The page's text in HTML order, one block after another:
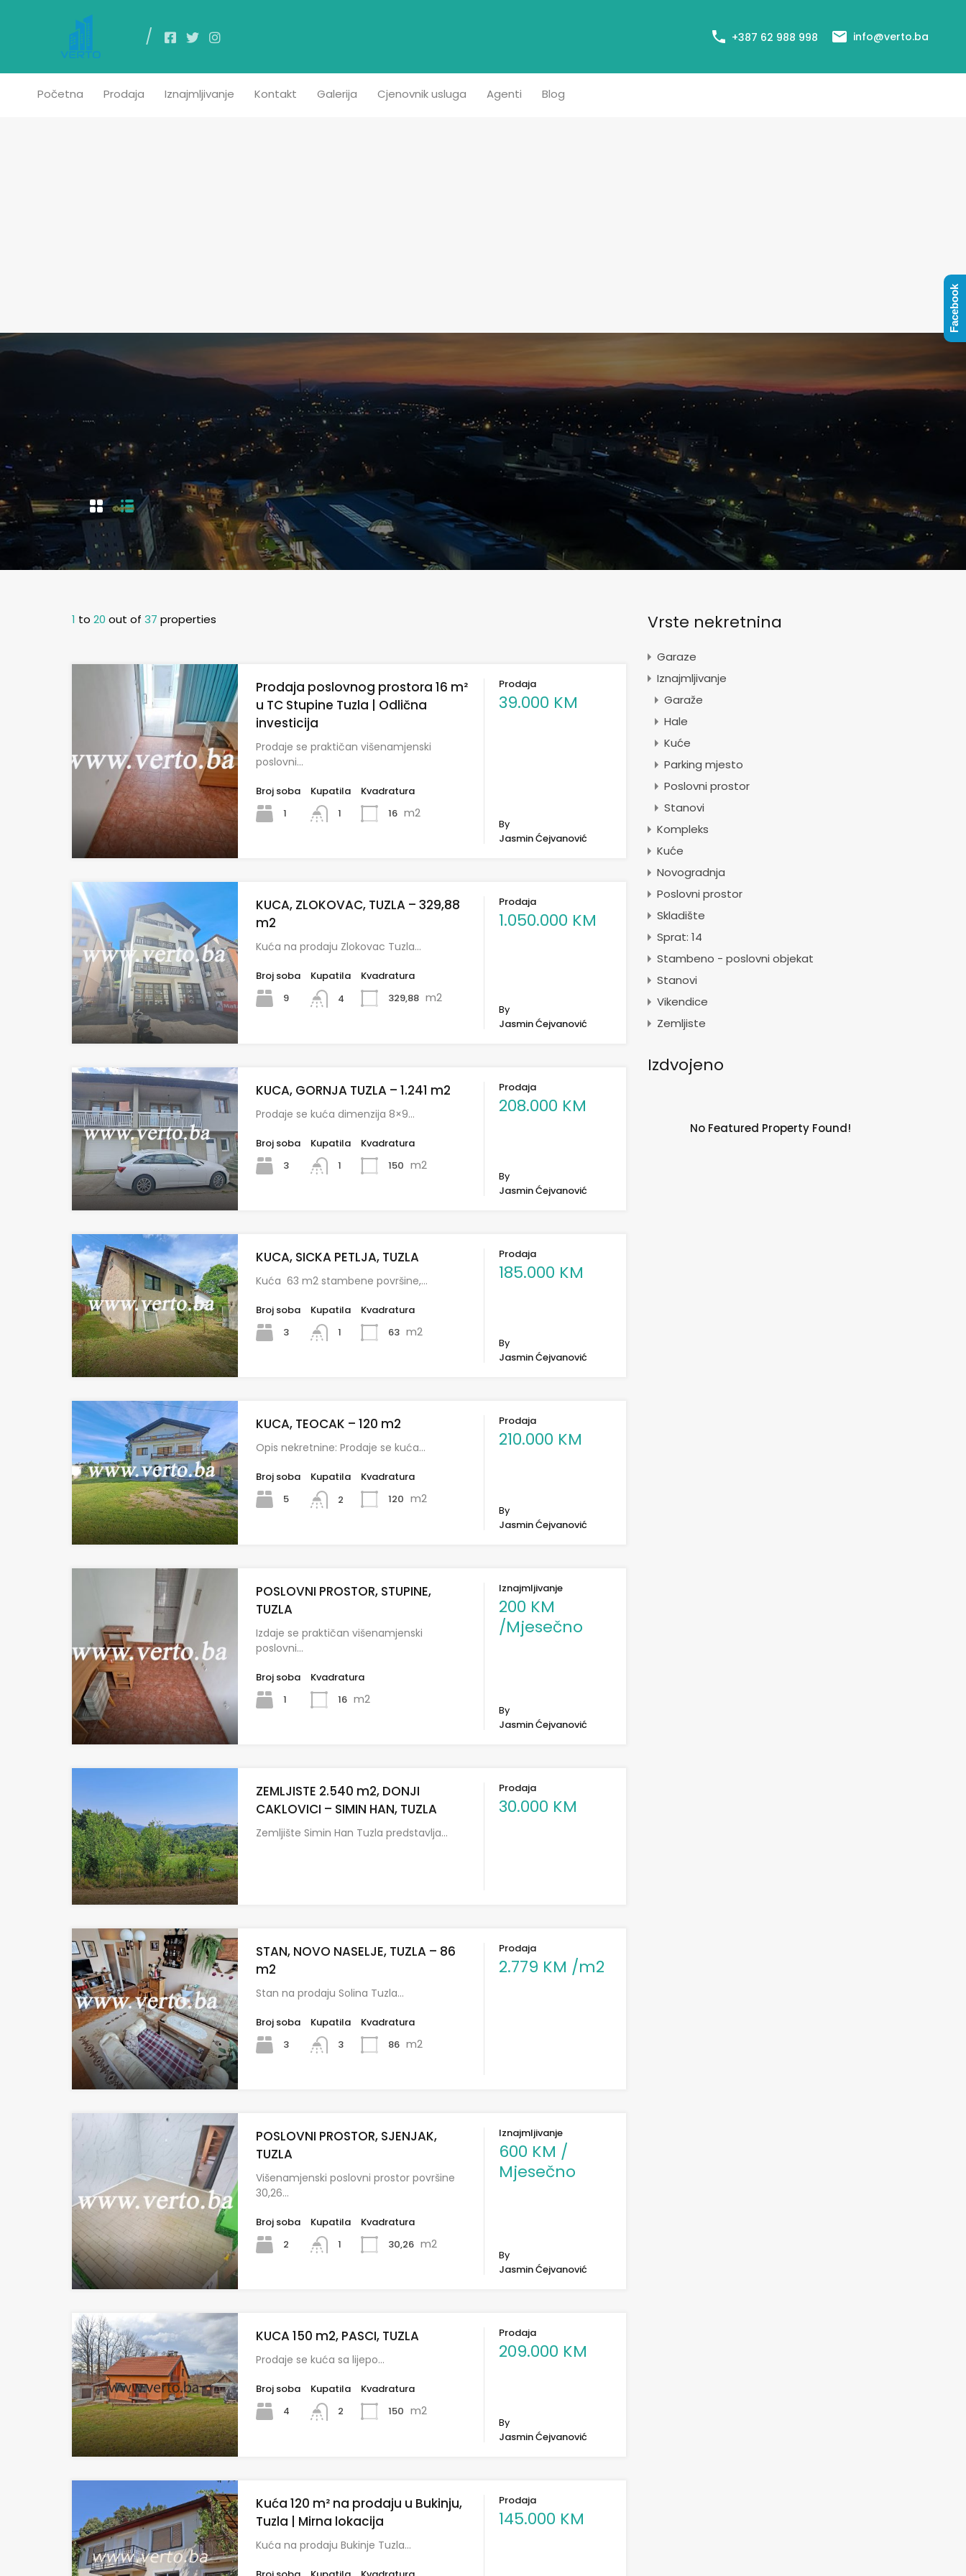
Cjenovnik usluga +387 62 988 998
+387 62 988 998 info@verto.ba
Početna Prodaja Iznajmljivanje Kontakt Galerija Cjenovnik usluga Agenti Blog
1 to 20 out of 37 properties
Prodaja poslovnog prostora 16 m²
u TC Stupine Tuzla | Odlična
investicija
Prodaje se praktičan višenamjenski
poslovni…
Broj soba
1
Kupatila
1
Kvadratura
16 m2
Prodaja
39.000 KM
By
Jasmin Ćejvanović
KUCA, ZLOKOVAC, TUZLA – 329,88
m2
Kuća na prodaju Zlokovac Tuzla…
Broj soba
9
Kupatila
4
Kvadratura
329,88 m2
Prodaja
1.050.000 KM
By
Jasmin Ćejvanović
KUCA, GORNJA TUZLA – 1.241 m2
Prodaje se kuća dimenzija 8×9…
Broj soba
3
Kupatila
1
Kvadratura
150 m2
Prodaja
208.000 KM
By
Jasmin Ćejvanović
KUCA, SICKA PETLJA, TUZLA
Kuća 63 m2 stambene površine,…
Broj soba
3
Kupatila
1
Kvadratura
63 m2
Prodaja
185.000 KM
By
Jasmin Ćejvanović
KUCA, TEOCAK – 120 m2
Opis nekretnine: Prodaje se kuća…
Broj soba
5
Kupatila
2
Kvadratura
120 m2
Prodaja
210.000 KM
By
Jasmin Ćejvanović
POSLOVNI PROSTOR, STUPINE,
TUZLA
Izdaje se praktičan višenamjenski
poslovni…
Broj soba
1
Kvadratura
16 m2
Iznajmljivanje
200 KM
/Mjesečno
By
Jasmin Ćejvanović
ZEMLJISTE 2.540 m2, DONJI
CAKLOVICI – SIMIN HAN, TUZLA
Zemljište Simin Han Tuzla predstavlja…
Prodaja
30.000 KM
STAN, NOVO NASELJE, TUZLA – 86
m2
Stan na prodaju Solina Tuzla…
Broj soba
3
Kupatila
3
Kvadratura
86 m2
Prodaja
2.779 KM /m2
POSLOVNI PROSTOR, SJENJAK,
TUZLA
Višenamjenski poslovni prostor površine
30,26…
Broj soba
2
Kupatila
1
Kvadratura
30,26 m2
Iznajmljivanje
600 KM /
Mjesečno
By
Jasmin Ćejvanović
KUCA 150 m2, PASCI, TUZLA
Prodaje se kuća sa lijepo…
Broj soba
4
Kupatila
2
Kvadratura
150 m2
Prodaja
209.000 KM
By
Jasmin Ćejvanović
Kuća 120 m² na prodaju u Bukinju,
Tuzla | Mirna lokacija
Kuća na prodaju Bukinje Tuzla…
Prodaja
145.000 KM
Vrste nekretnina
Garaze
Iznajmljivanje
Garaže
Hale
Kuće
Parking mjesto
Poslovni prostor
Stanovi
Kompleks
Kuće
Novogradnja
Poslovni prostor
Skladište
Sprat: 14
Stambeno - poslovni objekat
Stanovi
Vikendice
Zemljiste
Izdvojeno
No Featured Property Found!
Facebook